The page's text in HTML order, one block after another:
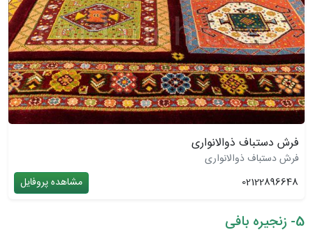
فرش دستباف ذوالانواری
فرش دستباف ذوالانواری
02122896648
مشاهده پروفایل
5- زنجیره بافی